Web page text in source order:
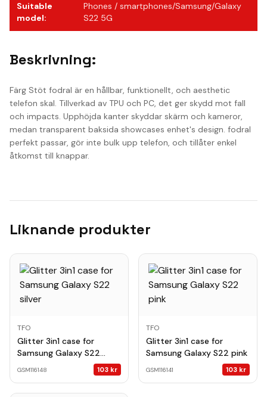
Suitable
model:
Phones / smartphones/Samsung/Galaxy
S22 5G
Beskrivning:
Färg Stöt fodral är en hållbar, funktionellt, och aesthetic
telefon skal. Tillverkad av TPU och PC, det ger skydd mot fall
och impacts. Upphöjda kanter skyddar skärm och kameror,
medan transparent baksida showcases enhet's design. fodral
perfekt passar, gör inte bulk upp telefon, och tillåter enkel
åtkomst till knappar.
Liknande produkter
TFO
Glitter 3in1 case for
Samsung Galaxy S22
GSM116148 103 kr
TFO
Glitter 3in1 case for
Samsung Galaxy S22 pink
GSM116141 103 kr